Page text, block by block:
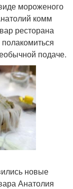
мороженого
комм
ресторана
подаче.
новые
Анатолия